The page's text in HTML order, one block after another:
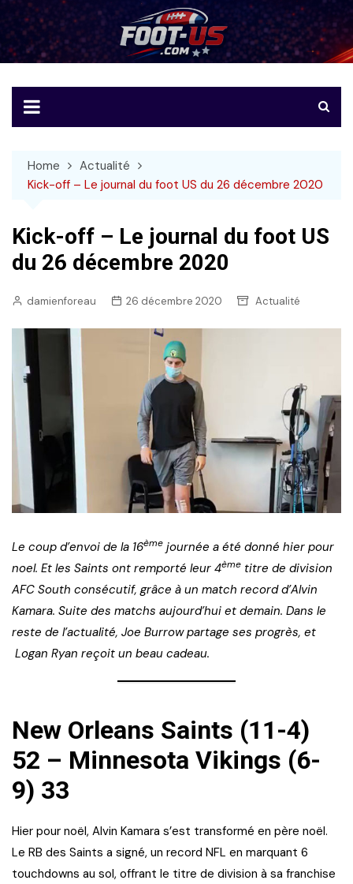
to
content
Foot-US
Le football américain en français
Home
Actualité
Kick-off – Le journal du foot US du 26 décembre 2020
Kick-off – Le journal du foot US
du 26 décembre 2020
damienforeau 26 décembre 2020 Actualité
Le coup d’envoi de la 16ème journée a été donné hier pour
noel. Et les Saints ont remporté leur 4ème titre de division
AFC South consécutif, grâce à un match record d’Alvin
Kamara. Suite des matchs aujourd’hui et demain. Dans le
reste de l’actualité, Joe Burrow partage ses progrès, et
Logan Ryan reçoit un beau cadeau.
New Orleans Saints (11-4)
52 – Minnesota Vikings (6-
9) 33
Hier pour noël, Alvin Kamara s’est transformé en père noël.
Le RB des Saints a signé, un record NFL en marquant 6
touchdowns au sol, offrant le titre de division à sa franchise